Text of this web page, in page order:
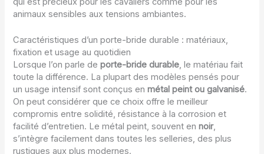
animaux sensibles aux tensions ambiantes.
Caractéristiques d’un porte-bride durable : matériaux,
fixation et usage au quotidien
Lorsque l’on parle deporte-bride durable, le matériau fait
toute la différence. La plupart des modèles pensés pour
un usage intensif sont conçus enmétal peint ou galvanisé.
On peut considérer que ce choix offre le meilleur
compromis entre solidité, résistance à la corrosion et
facilité d’entretien. Le métal peint, souvent ennoir,
s’intègre facilement dans toutes les selleries, des plus
rustiques aux plus modernes.